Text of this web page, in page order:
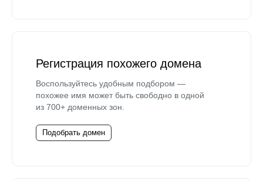
Регистрация похожего домена
Воспользуйтесь удобным подбором —
похожее имя может быть свободно в одной
из 700+ доменных зон.
Подобрать домен